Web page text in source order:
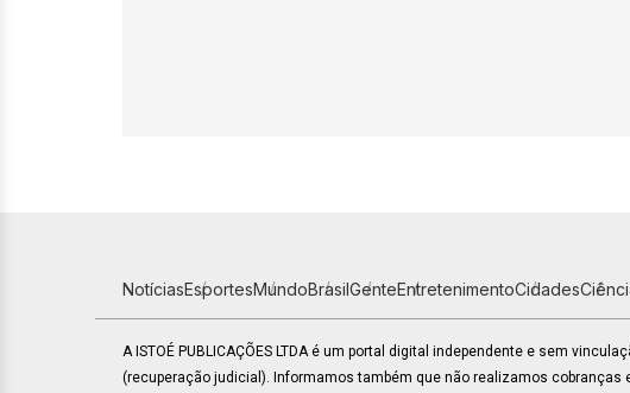
NotíciasEsportesMundoBrasilGenteEntretenimentoCidades
A ISTOÉ PUBLICAÇÕES LTDA é um portal digital independente e sem
(recuperação judicial). Informamos também que não realizamos